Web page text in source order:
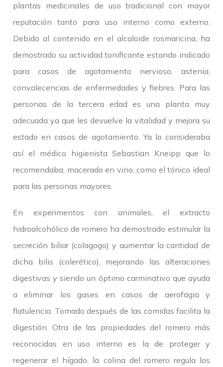
plantas medicinales de uso tradicional con mayor
reputación tanto para uso interno como externo.
Debido al contenido en el alcaloide rosmaricina, ha
demostrado su actividad tonificante estando indicado
para casos de agotamiento nervioso, astenia,
convalecencias de enfermedades y fiebres. Para las
personas de la tercera edad es una planta muy
adecuada ya que les devuelve la vitalidad y mejora su
estado en casos de agotamiento. Ya lo consideraba
así el médico higienista Sebastian Kneipp que lo
recomendaba, macerado en vino, como el tónico ideal
para las personas mayores.
En experimentos con animales, el extracto
hidroalcohólico de romero ha demostrado estimular la
secreción biliar (colagogo) y aumentar la cantidad de
dicha bilis (colerético), mejorando las alteraciones
digestivas y siendo un óptimo carminativo que ayuda
a eliminar los gases en casos de aerofagia y
flatulencia. Tomado después de las comidas facilita la
digestión. Otra de las propiedades del romero más
reconocidas en uso interno es la de proteger y
regenerar el hígado, la colina del romero regula los